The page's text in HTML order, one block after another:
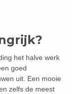
het halve werk
goed
uit. Een mooie
zelfs de meest